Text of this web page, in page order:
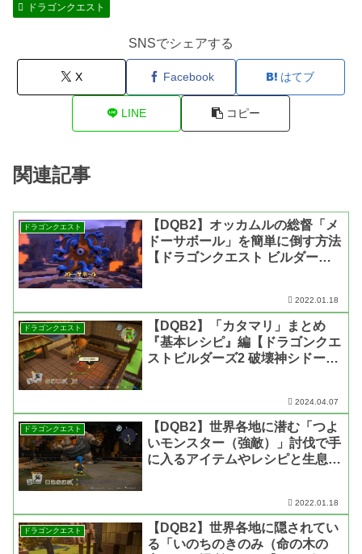
ドラゴンクエスト
SNSでシェアする
X Facebook はてブ
LINE コピー
関連記事
ドラゴンクエスト
【DQB2】オッカムルの総督「メ
ドーサボール」を簡単に倒す方法
【ドラゴンクエスト ビルダーズ
2022.01.18
ドラゴンクエスト
【DQB2】「カタマリ」まとめ
『基本レシピ』編【ドラゴンクエ
ストビルダーズ2 破壊神シドーと
2024.04.07
ドラゴンクエスト
【DQB2】世界各地に潜む「つよ
いモンスター（強敵）」討伐で手
に入るアイテムやレシピと生息場
2022.01.18
ドラゴンクエスト
【DQB2】世界各地に隠されてい
る「いのちのきのみ（命の木の